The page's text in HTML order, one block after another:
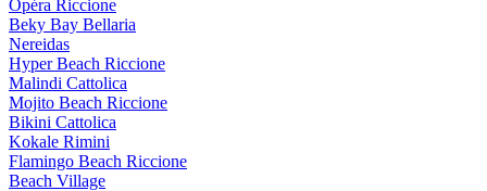
Opéra Riccione
Beky Bay Bellaria
Nereidas
Hyper Beach Riccione
Malindi Cattolica
Mojito Beach Riccione
Bikini Cattolica
Kokale Rimini
Flamingo Beach Riccione
Beach Village